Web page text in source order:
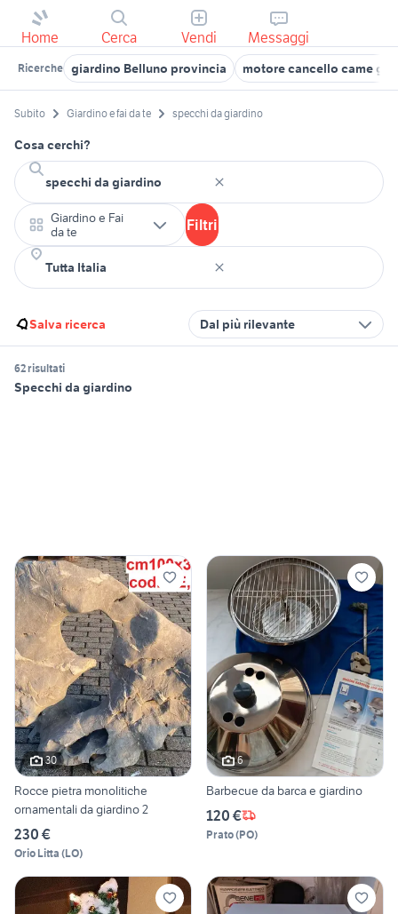
Home Cerca Vendi Messaggi
Ricerche giardino Belluno provincia motore cancello came
Subito Giardino e fai da te specchi da giardino
Cosa cerchi?
Giardino e Fai
da te
Filtri
Salva ricerca Dal più rilevante
62 risultati
Specchi da giardino
30
Rocce pietra monolitiche
ornamentali da giardino 2
230 €
Orio Litta (LO)
6
Barbecue da barca e giardino
120 €
Prato(PO)